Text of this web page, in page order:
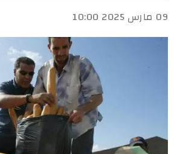
09 مارس 2025 10:00